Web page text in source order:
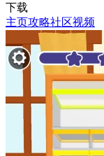
下载
主页攻略社区视频